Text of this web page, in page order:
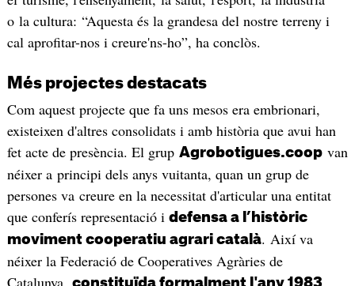
o la cultura: “Aquesta és la grandesa del nostre terreny i
cal aprofitar-nos i creure'ns-ho”, ha conclòs.
Més projectes destacats
Com aquest projecte que fa uns mesos era embrionari,
existeixen d'altres consolidats i amb història que avui han
fet acte de presència. El grup Agrobotigues.coopvan
néixer a principi dels anys vuitanta, quan un grup de
persones va creure en la necessitat d'articular una entitat
que conferís representació i defensa a l’històric
moviment cooperatiu agrari català. Així va
néixer la Federació de Cooperatives Agràries de
constituïda formalment l'any 1983